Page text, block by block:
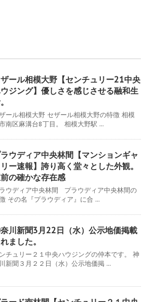
ール相模大野【センチュリー21中央
ジング】優しさを感じさせる融和生
ール相模大野 セザール相模大野の特徴 相模
南区麻溝台8丁目。 相模大野駅 ...
ウディア中央林間【マンションギャ
ー速報】誇り高く堂々とした外観。
の確かな存在感
ウディア中央林間 プラウディア中央林間の
その名『プラウディア』に合 ...
川新聞3月22日（水）公示地価掲載
ました。
チュリー２１中央ハウジングの仲本です。 神
新聞３月２２日（水）公示地価掲 ...